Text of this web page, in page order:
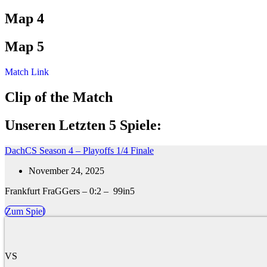
Map 4
Map 5
Match Link
Clip of the Match
Unseren Letzten 5 Spiele:
DachCS Season 4 – Playoffs 1/4 Finale
November 24, 2025
Frankfurt FraGGers – 0:2 – 99in5
Zum Spiel
VS